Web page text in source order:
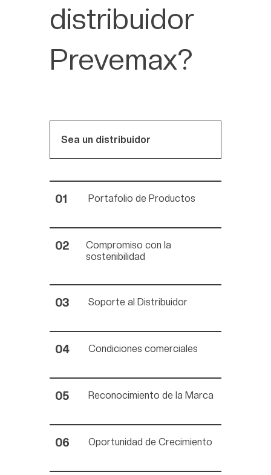
distribuidor
Prevemax?
Sea un distribuidor
Portafolio de Productos
Compromiso con la
sostenibilidad
Soporte al Distribuidor
Condiciones comerciales
Reconocimiento de la Marca
Oportunidad de Crecimiento